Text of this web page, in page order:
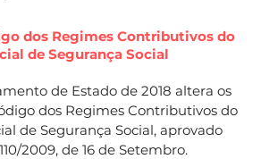
dos Regimes Contributivos do
de Segurança Social
de Estado de 2018 altera os
dos Regimes Contributivos do
de Segurança Social, aprovado
2009, de 16 de Setembro.